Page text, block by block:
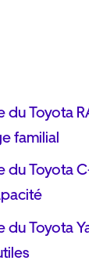
Toyota
familial
Toyota
Toyota